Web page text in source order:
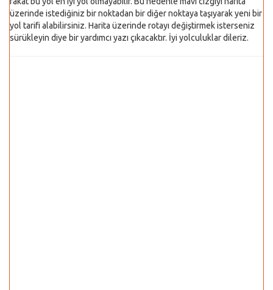
üzerinde istediğiniz bir noktadan bir diğer noktaya taşıyarak yeni bir
yol tarifi alabilirsiniz. Harita üzerinde rotayı değiştirmek isterseniz
sürükleyin diye bir yardımcı yazı çıkacaktır. İyi yolculuklar dileriz.